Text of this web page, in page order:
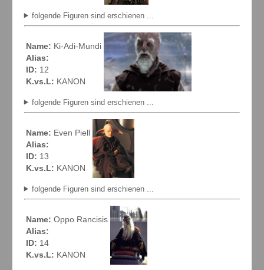
folgende Figuren sind erschienen ...
Name: Ki-Adi-Mundi
Alias:
ID: 12
K.vs.L: KANON
folgende Figuren sind erschienen ...
Name: Even Piell
Alias:
ID: 13
K.vs.L: KANON
folgende Figuren sind erschienen ...
Name: Oppo Rancisis
Alias:
ID: 14
K.vs.L: KANON